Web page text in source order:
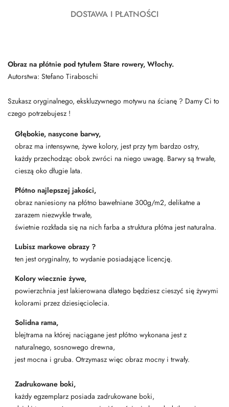
DOSTAWA I PŁATNOŚCI
Obraz na płótnie pod tytułem Stare rowery, Włochy.
Autorstwa: Stefano Tiraboschi
Szukasz oryginalnego, ekskluzywnego motywu na ścianę ? Damy Ci to
czego potrzebujesz !
Głębokie, nasycone barwy,
obraz ma intensywne, żywe kolory, jest przy tym bardzo ostry,
każdy przechodząc obok zwróci na niego uwagę. Barwy są trwałe,
cieszą oko długie lata.
Płótno najlepszej jakości,
obraz naniesiony na płótno bawełniane 300g/m2, delikatne a
zarazem niezwykle trwałe,
świetnie rozkłada się na nich farba a struktura płótna jest naturalna.
Lubisz markowe obrazy ?
ten jest oryginalny, to wydanie posiadające licencję.
Kolory wiecznie żywe,
powierzchnia jest lakierowana dlatego będziesz cieszyć się żywymi
kolorami przez dziesięciolecia.
Solidna rama,
blejtrama na której naciągane jest płótno wykonana jest z
naturalnego, sosnowego drewna,
jest mocna i gruba. Otrzymasz więc obraz mocny i trwały.
Zadrukowane boki,
każdy egzemplarz posiada zadrukowane boki,